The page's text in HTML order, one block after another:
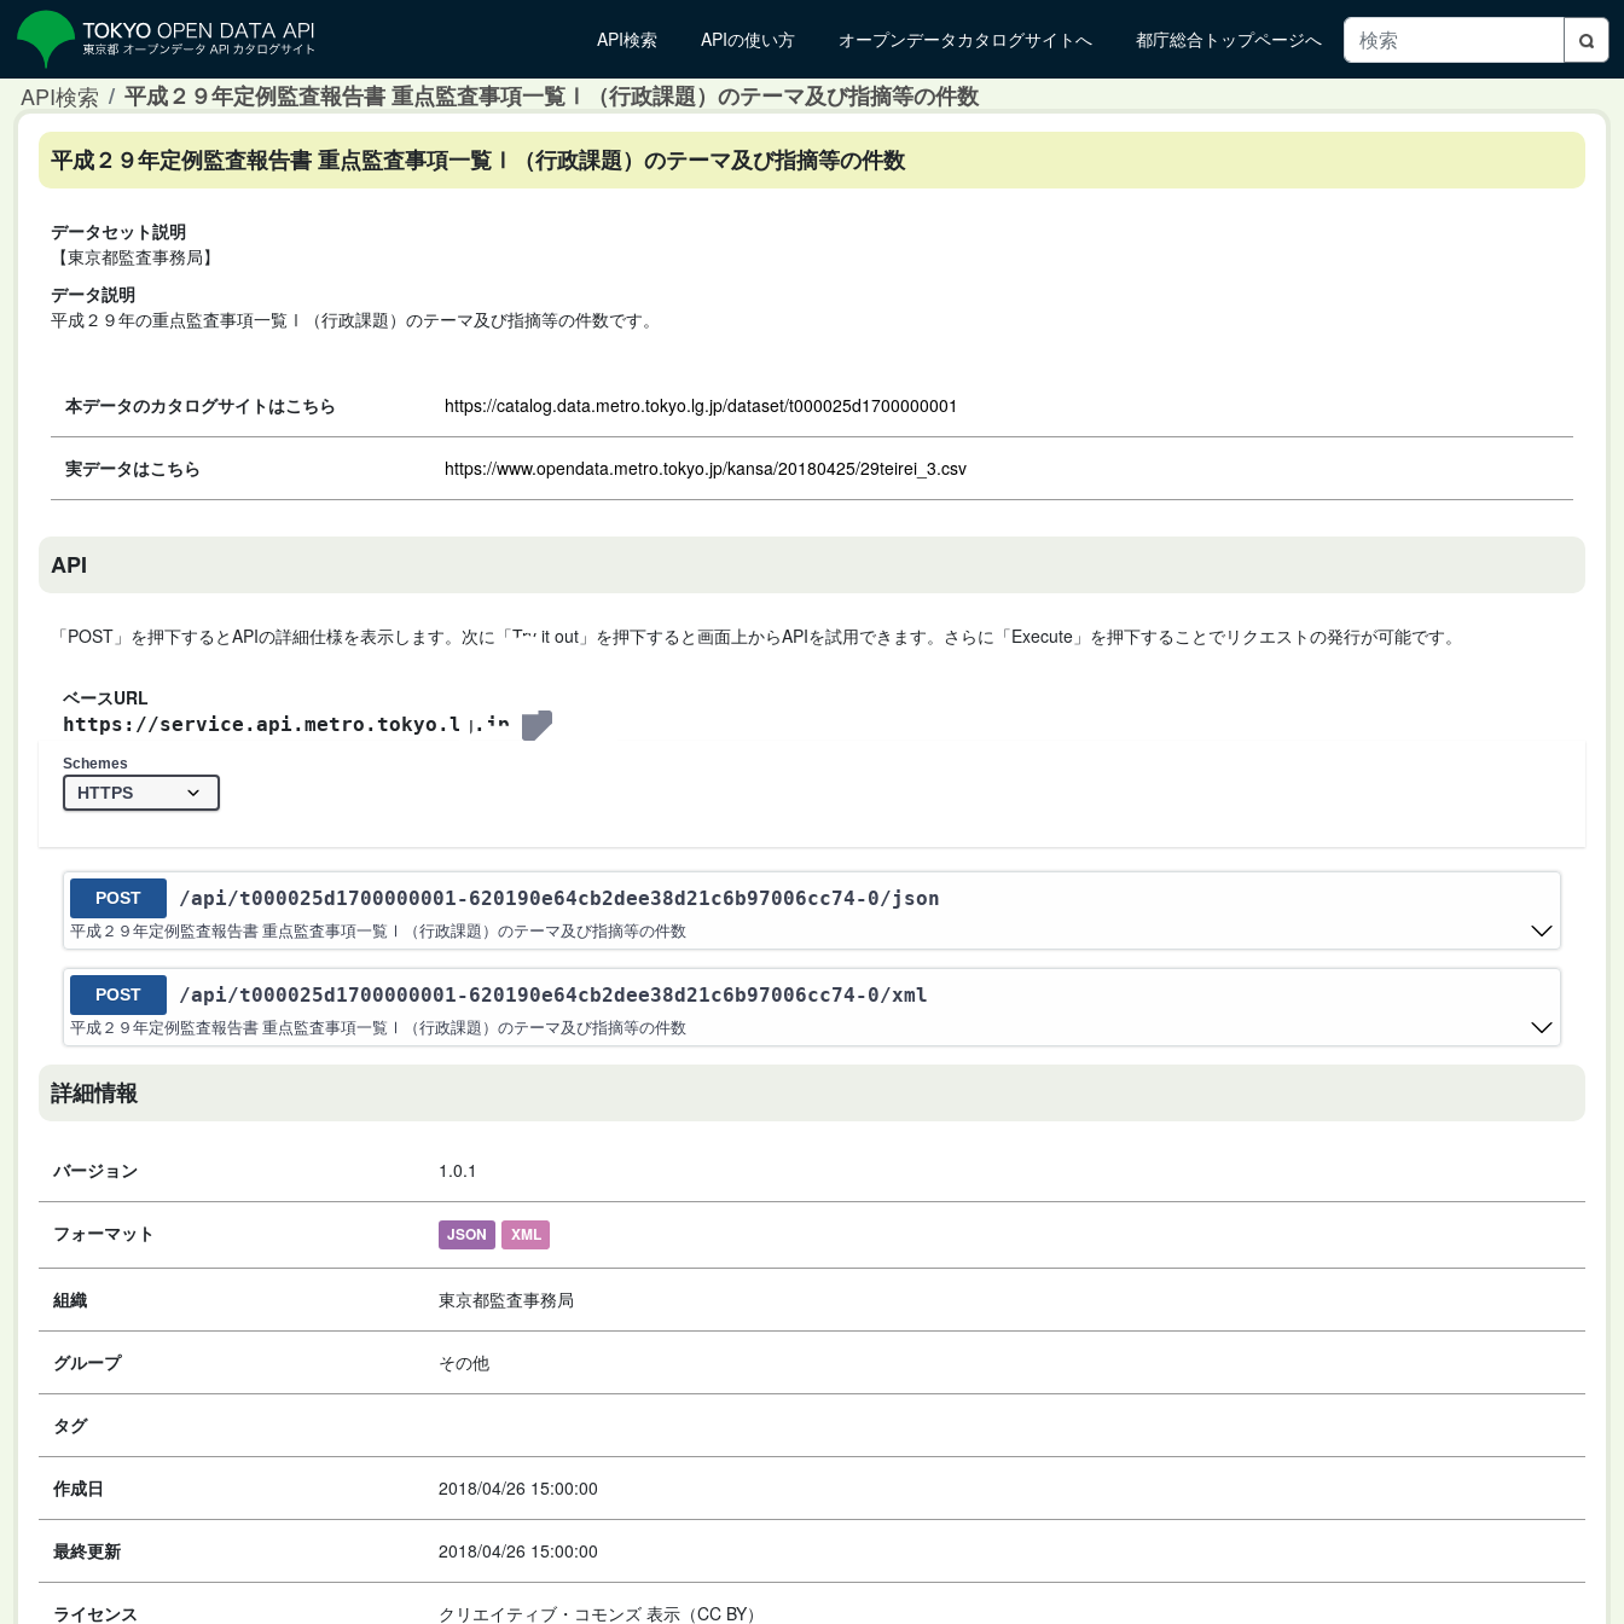
API検索 APIの使い方 オープンデータカタログサイトへ 都庁総合トップページへ
API検索 平成２９年定例監査報告書 重点監査事項一覧Ⅰ（行政課題）のテーマ及び指摘等の件数
平成２９年定例監査報告書 重点監査事項一覧Ⅰ（行政課題）のテーマ及び指摘等の件数
データセット説明
【東京都監査事務局】
データ説明
平成２９年の重点監査事項一覧Ⅰ（行政課題）のテーマ及び指摘等の件数です。
本データのカタログサイトはこちら https://catalog.data.metro.tokyo.lg.jp/dataset/t000025d1700000001
実データはこちら https://www.opendata.metro.tokyo.jp/kansa/20180425/29teirei_3.csv
API
「POST」を押下するとAPIの詳細仕様を表示します。次に「Try it out」を押下すると画面上からAPIを試用できます。さらに「Execute」を押下することでリクエストの発行が可能です。
ベースURL
https://service.api.metro.tokyo.lg.jp
Schemes
POST /api/t000025d1700000001-620190e64cb2dee38d21c6b97006cc74-0/json
平成２９年定例監査報告書 重点監査事項一覧Ⅰ（行政課題）のテーマ及び指摘等の件数
POST /api/t000025d1700000001-620190e64cb2dee38d21c6b97006cc74-0/xml
平成２９年定例監査報告書 重点監査事項一覧Ⅰ（行政課題）のテーマ及び指摘等の件数
詳細情報
バージョン 1.0.1
フォーマット JSON XML
組織 東京都監査事務局
グループ その他
タグ
作成日 2018/04/26 15:00:00
最終更新 2018/04/26 15:00:00
ライセンス クリエイティブ・コモンズ 表示（CC BY）